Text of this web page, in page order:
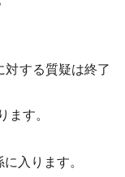
する質疑は終了
す。
入ります。